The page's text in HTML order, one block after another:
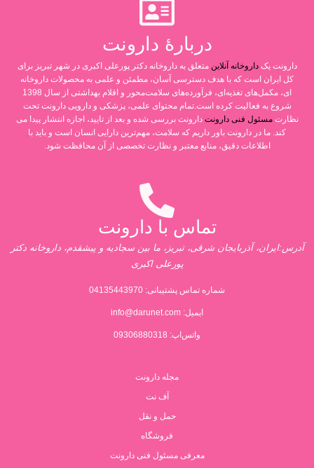
دربارۀ دارونت
دارونت یکداروخانه آنلاین متعلق به داروخانه دکتر پورعلی اکبری در شهر تبریز برای
کل ایران است که با هدف دسترسی آسان، مطمئن و علمی به محصولات داروخانه
ای، مکمل‌های تغذیه‌ای، فرآورده‌های سلامت‌محور و اقلام بهداشتی از سال 1398
شروع به فعالیت کرده است.تمام محتوای علمی، پزشکی و دارویی دارونت تحت
نظارتمسئول فنی دارونت دارونت بررسی شده و بعد از تایید، اجازه انتشار پیدا می
کند. ما در دارونت باور داریم که سلامت، مهم‌ترین دارایی انسان است و باید با
اطلاعات دقیق، منابع معتبر و نظارت تخصصی از آن محافظت شود.
تماس با دارونت
آدرس:ایران، آذربایجان شرقی، تبریز، ما بین سجادیه و پیشقدم، داروخانه دکتر
پورعلی اکبری
شماره تماس پشتیبانی: 04135443970
ایمیل: info@darunet.com
واتس‌اپ: 09306880318
مجله دارونت
آف نت
حمل و نقل
فروشگاه
معرفی مسئول فنی دارونت